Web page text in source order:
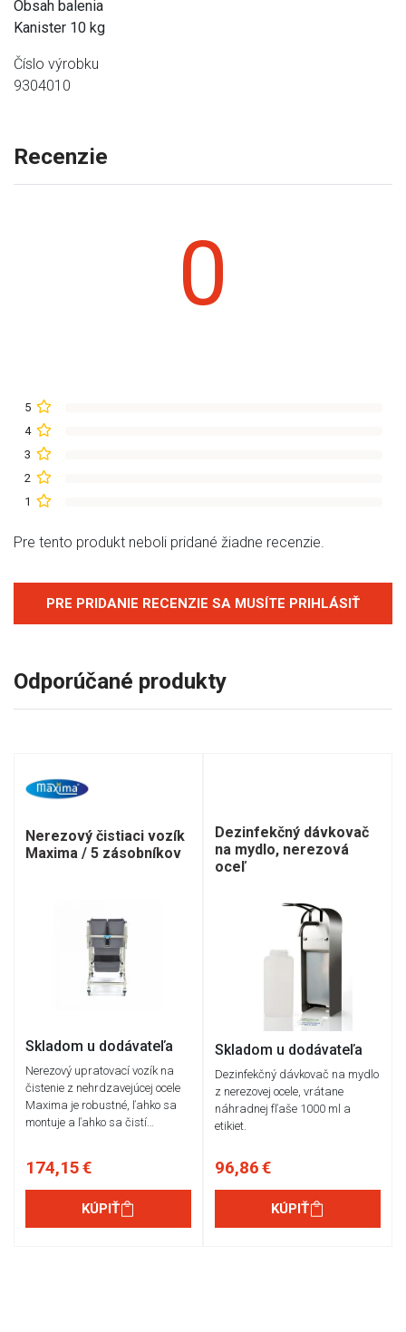
Obsah balenia
Kanister 10 kg
Číslo výrobku
9304010
Recenzie
0
5
4
3
2
1
Pre tento produkt neboli pridané žiadne recenzie.
PRE PRIDANIE RECENZIE SA MUSÍTE PRIHLÁSIŤ
Odporúčané produkty
Nerezový čistiaci vozík
Maxima / 5 zásobníkov
Skladom u dodávateľa
Nerezový upratovací vozík na
čistenie z nehrdzavejúcej ocele
Maxima je robustné, ľahko sa
montuje a ľahko sa čistí…
174,15 €
KÚPIŤ
Dezinfekčný dávkovač
na mydlo, nerezová
oceľ
Skladom u dodávateľa
Dezinfekčný dávkovač na mydlo
z nerezovej ocele, vrátane
náhradnej fľaše 1000 ml a
etikiet.
96,86 €
KÚPIŤ